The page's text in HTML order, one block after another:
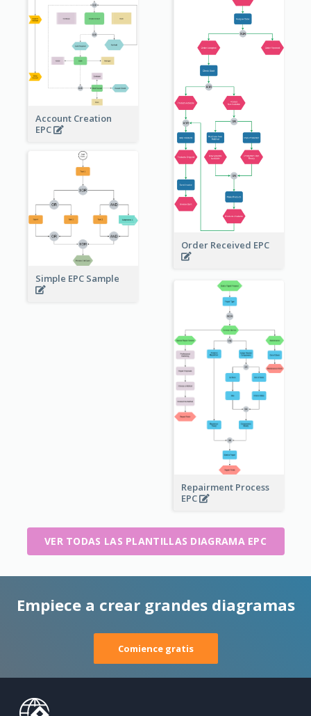
Account Creation
EPC
Order Received EPC
Simple EPC Sample
Repairment Process
EPC
VER TODAS LAS PLANTILLAS DIAGRAMA EPC
Empiece a crear grandes diagramas
Comience gratis